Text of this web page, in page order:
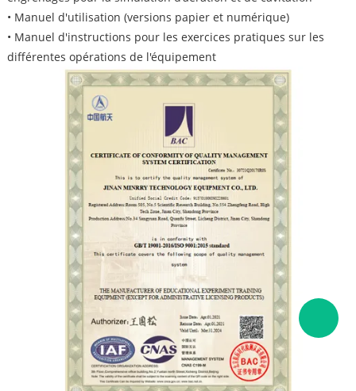
• Manuel d'utilisation (versions papier et numérique)
• Manuel d'instructions pour les exercices pratiques sur les
différentes opérations de l'équipement